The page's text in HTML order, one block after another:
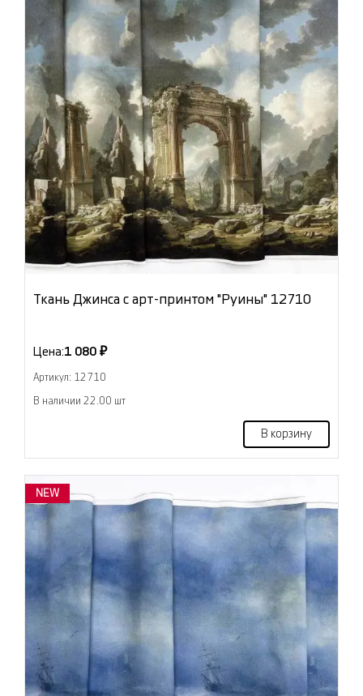
Ткань Джинса с арт-принтом "Руины" 12710
Цена:1 080 ₽
Артикул: 12710
В наличии 22.00 шт
В корзину
NEW